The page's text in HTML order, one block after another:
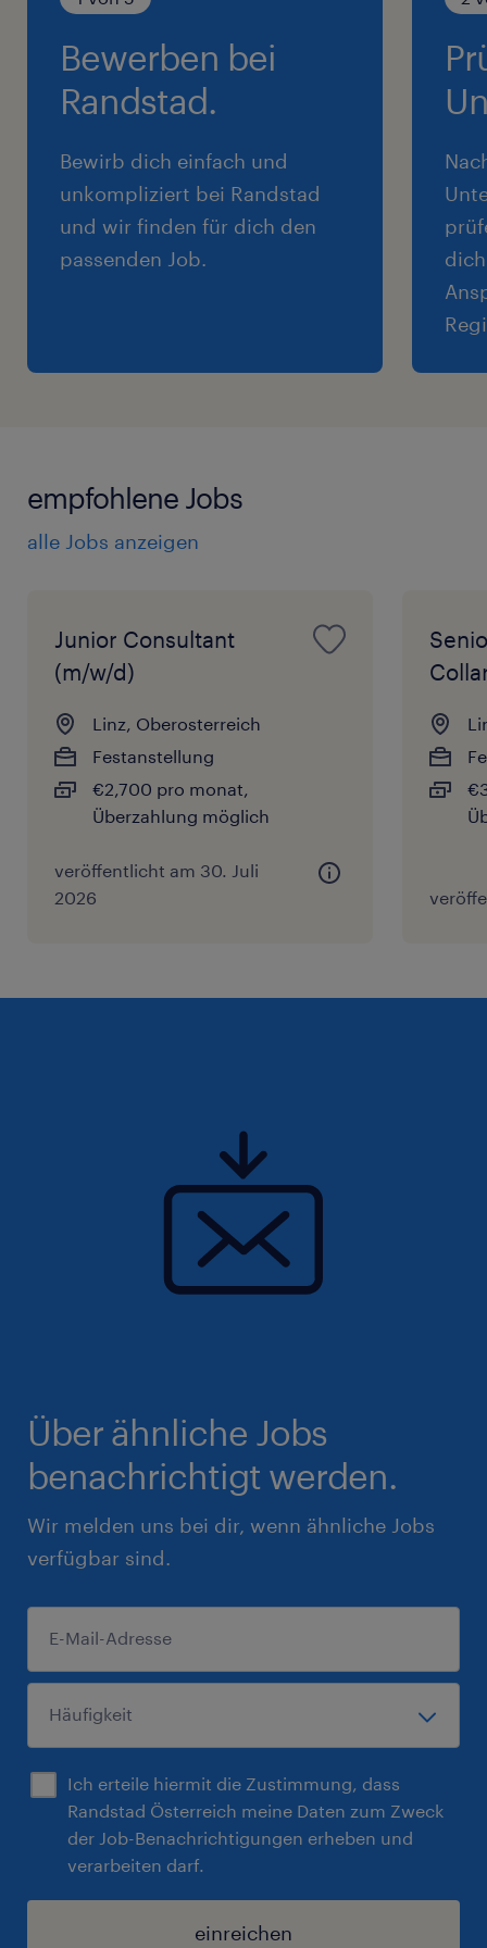
Bewerben bei
Randstad.
Bewirb dich einfach und
unkompliziert bei Randstad
und wir finden für dich den
passenden Job.
empfohlene Jobs
alle Jobs anzeigen
Junior Consultant
(m/w/d)
Linz, Oberosterreich
Festanstellung
€2,700 pro monat,
Überzahlung möglich
veröffentlicht am 30. Juli
2026
Über ähnliche Jobs
benachrichtigt werden.
Wir melden uns bei dir, wenn ähnliche Jobs
verfügbar sind.
Ich erteile hiermit die Zustimmung, dass
Randstad Österreich meine Daten zum Zweck
der Job-Benachrichtigungen erheben und
verarbeiten darf.
einreichen